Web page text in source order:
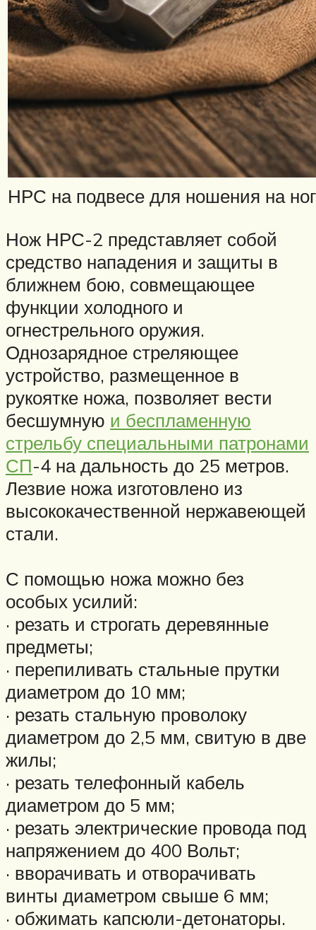
НРС на подвесе для ношения на
Нож НРС-2 представляет собой
средство нападения и защиты в
ближнем бою, совмещающее
функции холодного и
огнестрельного оружия.
Однозарядное стреляющее
устройство, размещенное в
рукоятке ножа, позволяет вести
бесшумную и беспламенную
стрельбу специальными патронами
СП-4 на дальность до 25 метров.
Лезвие ножа изготовлено из
высококачественной нержавеющей
стали.
С помощью ножа можно без
особых усилий:
· резать и строгать деревянные
предметы;
· перепиливать стальные прутки
диаметром до 10 мм;
· резать стальную проволоку
диаметром до 2,5 мм, свитую в две
жилы;
· резать телефонный кабель
диаметром до 5 мм;
· резать электрические провода под
напряжением до 400 Вольт;
· вворачивать и отворачивать
винты диаметром свыше 6 мм;
· обжимать капсюли-детонаторы.